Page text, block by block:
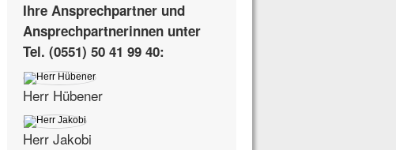
Ihre Ansprechpartner und
Ansprechpartnerinnen unter
Tel. (0551) 50 41 99 40:
Herr Hübener
Herr Jakobi